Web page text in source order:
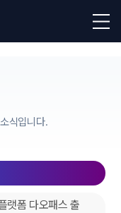
식입니다.
랫폼 다오패스 출